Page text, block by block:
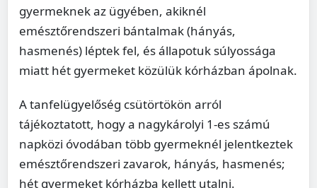
gyermeknek az ügyében, akiknél
emésztőrendszeri bántalmak (hányás,
hasmenés) léptek fel, és állapotuk súlyossága
miatt hét gyermeket közülük kórházban ápolnak.
A tanfelügyelőség csütörtökön arról
tájékoztatott, hogy a nagykárolyi 1-es számú
napközi óvodában több gyermeknél jelentkeztek
emésztőrendszeri zavarok, hányás, hasmenés;
hét gyermeket kórházba kellett utalni.